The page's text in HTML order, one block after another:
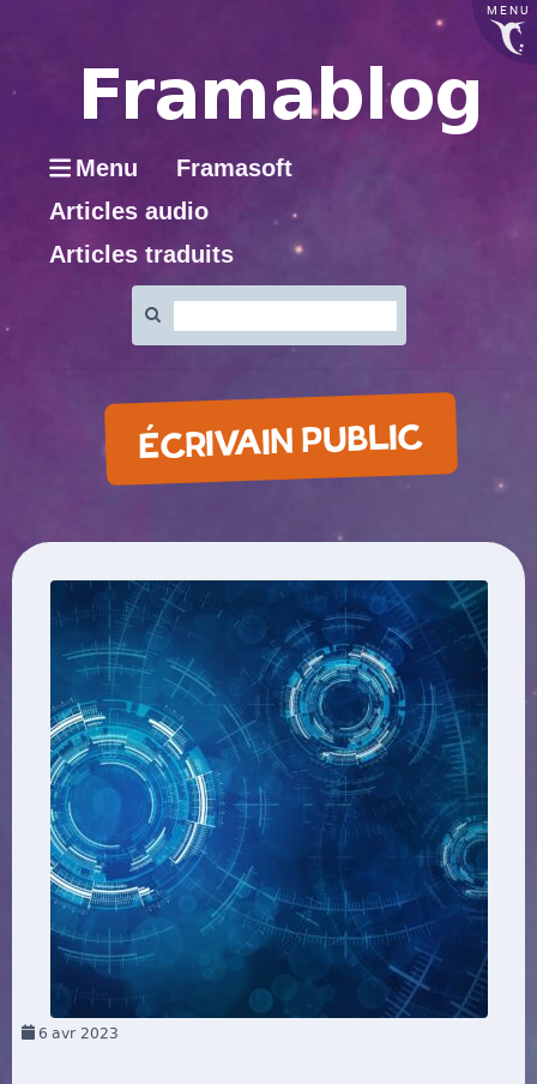
MENU
Menu
Framasoft
Articles audio
Articles traduits
:
ÉCRIVAIN PUBLIC
6 avr 2023